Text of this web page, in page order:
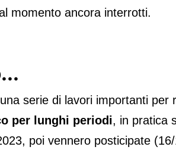
momento ancora interrotti.
serie di lavori importanti
per lunghi periodi, in pratica
poi vennero posticipate